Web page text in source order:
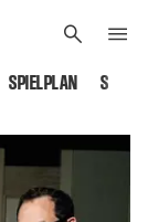
SPIELPLAN